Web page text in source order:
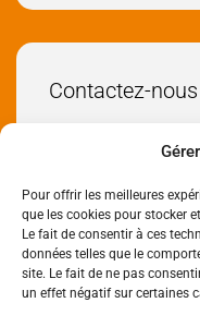
Pour offrir les meilleures
que les cookies pour stocker
Le fait de consentir à ces
données telles que le
site. Le fait de ne pas
un effet négatif sur certaines
Contactez-
Envoyez-
Réseaux